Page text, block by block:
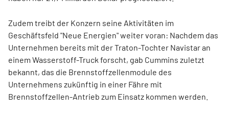
Zudem treibt der Konzern seine Aktivitäten im
Geschäftsfeld "Neue Energien" weiter voran: Nachdem das
Unternehmen bereits mit der Traton-Tochter Navistar an
einem Wasserstoff-Truck forscht, gab Cummins zuletzt
bekannt, das die Brennstoffzellenmodule des
Unternehmens zukünftig in einer Fähre mit
Brennstoffzellen-Antrieb zum Einsatz kommen werden.